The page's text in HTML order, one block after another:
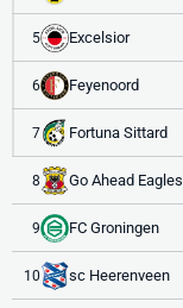
5 Excelsior
6 Feyenoord
7 Fortuna Sittard
8 Go Ahead Eagles
9 FC Groningen
10 sc Heerenveen